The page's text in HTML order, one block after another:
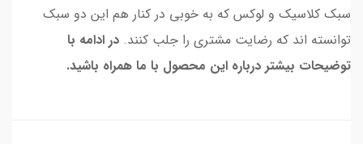
سبک کلاسیک و لوکس که به خوبی در کنار هم این دو سبک
توانسته اند که رضایت مشتری را جلب کنند. در ادامه با
توضیحات بیشتر درباره این محصول با ما همراه باشید.